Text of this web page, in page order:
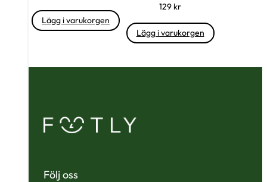
Lägg i varukorgen
129 kr
Lägg i varukorgen
Följ oss